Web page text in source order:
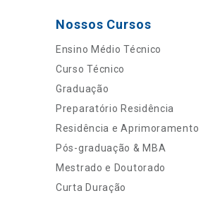
Nossos Cursos
Ensino Médio Técnico
Curso Técnico
Graduação
Preparatório Residência
Residência e Aprimoramento
Pós-graduação & MBA
Mestrado e Doutorado
Curta Duração